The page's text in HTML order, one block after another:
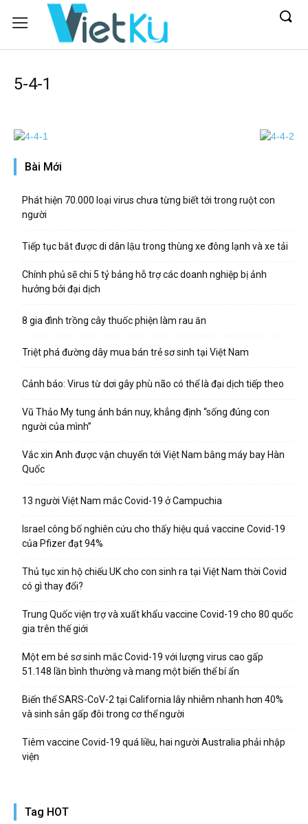
5-4-1
Bài Mới
Phát hiện 70.000 loại virus chưa từng biết tới trong ruột con
người
Tiếp tục bắt được di dân lậu trong thùng xe đông lạnh và xe tải
Chính phủ sẽ chi 5 tỷ bảng hỗ trợ các doanh nghiệp bị ảnh
hưởng bởi đại dịch
8 gia đình trồng cây thuốc phiện làm rau ăn
Triệt phá đường dây mua bán trẻ sơ sinh tại Việt Nam
Cảnh báo: Virus từ dơi gây phù não có thể là đại dịch tiếp theo
Vũ Thảo My tung ảnh bán nuy, khẳng định “sống đúng con
người của mình”
Vắc xin Anh được vận chuyển tới Việt Nam bằng máy bay Hàn
Quốc
13 người Việt Nam mắc Covid-19 ở Campuchia
Israel công bố nghiên cứu cho thấy hiệu quả vaccine Covid-19
của Pfizer đạt 94%
Thủ tục xin hộ chiếu UK cho con sinh ra tại Việt Nam thời Covid
có gì thay đổi?
Trung Quốc viện trợ và xuất khẩu vaccine Covid-19 cho 80 quốc
gia trên thế giới
Một em bé sơ sinh mắc Covid-19 với lượng virus cao gấp
51.148 lần bình thường và mang một biến thể bí ẩn
Biến thể SARS-CoV-2 tại California lây nhiễm nhanh hơn 40%
và sinh sản gấp đôi trong cơ thể người
Tiêm vaccine Covid-19 quá liều, hai người Australia phải nhập
viện
Tag HOT